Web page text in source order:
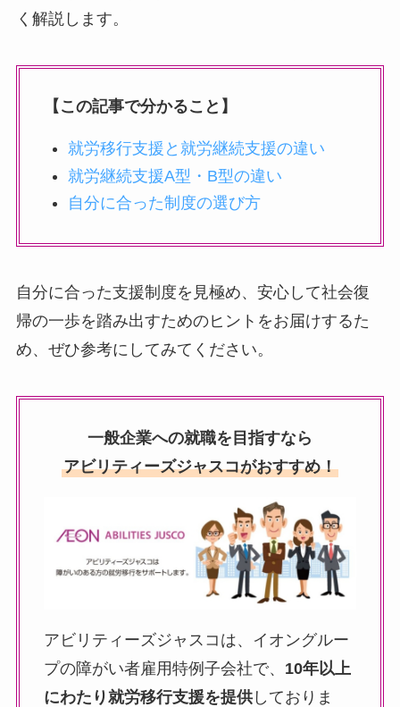
く解説します。
【この記事で分かること】
就労移行支援と就労継続支援の違い
就労継続支援A型・B型の違い
自分に合った制度の選び方
自分に合った支援制度を見極め、安心して社会復
帰の一歩を踏み出すためのヒントをお届けするた
め、ぜひ参考にしてみてください。
一般企業への就職を目指すなら
アビリティーズジャスコがおすすめ！
アビリティーズジャスコは、イオングルー
プの障がい者雇用特例子会社で、 10年以上
にわたり就労移行支援を提供しておりま